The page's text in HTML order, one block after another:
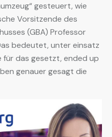
gesteuert, wie
Vorsitzende des
(GBA) Professor
bedeutet, unter einsatz
für das gesetzt, ended up
genauer gesagt die